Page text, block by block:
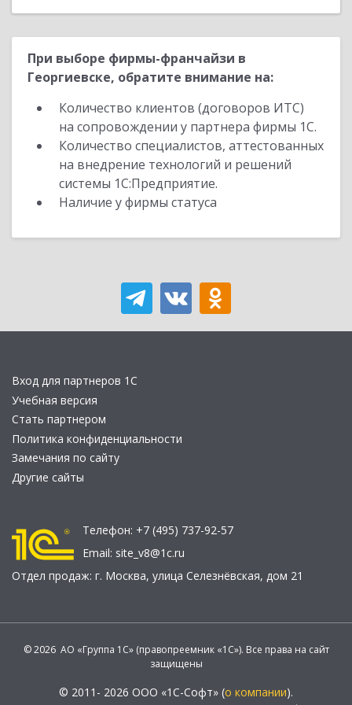
При выборе фирмы-франчайзи в
Георгиевске, обратите внимание на:
Количество клиентов (договоров ИТС)
на сопровождении у партнера фирмы 1С.
Количество специалистов, аттестованных
на внедрение технологий и решений
системы 1С:Предприятие.
Наличие у фирмы статуса
Вход для партнеров 1С
Учебная версия
Стать партнером
Политика конфиденциальности
Замечания по сайту
Другие сайты
Телефон: +7 (495) 737-92-57
Email: site_v8@1c.ru
Отдел продаж: г. Москва, улица Селезнёвская, дом 21
© 2026 АО «Группа 1С» (правопреемник «1С»). Все права на сайт
защищены
© 2011- 2026 ООО «1С-Софт» (о компании).